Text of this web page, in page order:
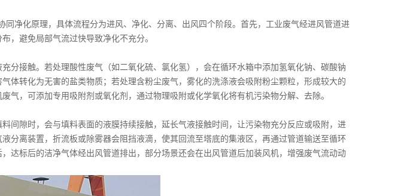
同净化原理，具体流程分为进风、净化、分离、出风四个阶段。首先，工业废气经进风管道进
，避免局部气流过快导致净化不充分。
分接触。若处理酸性废气（如二氧化硫、氯化氢），会在循环水箱中添加氢氧化钠、碳酸钠
体转化为无害的盐类物质；若处理含粉尘废气，雾化的洗涤液会吸附粉尘颗粒，形成较大的
气，可添加专用吸附剂或氧化剂，通过物理吸附或化学氧化将有机污染物分解、去除。
间隙时，会与填料表面的液膜持续接触，延长气液接触时间，让污染物充分反应或吸附，进
分离装置，折流板或除雾器会阻挡液滴，使其回流至塔底的集液区，再通过管道输送至循环
达标后的洁净气体经出风管道排出，部分场景还会在出风管道后加装风机，增强废气流动动